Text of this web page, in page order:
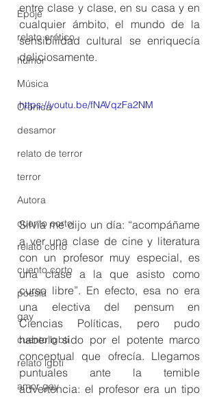
Epojé
relato erótico
humor
Música
Crónica
desamor
relato de terror
terror
Autora
cuento corto
relato corto
cuento corto
poesía
gay
cuento lgbti
relato lgbti
amor gay
entre clase y clase, en su casa y en
cualquier ámbito, el mundo de la
sensibilidad cultural se enriquecía
deliciosamente.
https://youtu.be/fNAVqzFa2NM
Silvia me dijo un día: “acompáñame
a ver una clase de cine y literatura
con un profesor muy especial, es
una clase a la que asisto como
curso libre”. En efecto, esa no era
una electiva del pensum en
Ciencias Políticas, pero pudo
haberlo sido por el potente marco
conceptual que ofrecía. Llegamos
puntuales ante la temible
advertencia: el profesor era un tipo